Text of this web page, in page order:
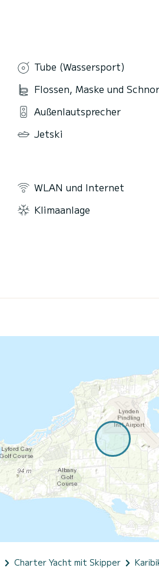
Tube (Wassersport)
Flossen, Maske und
Außenlautsprecher
Jetski
WLAN und Internet
Klimaanlage
Charter Yacht mit Skipper